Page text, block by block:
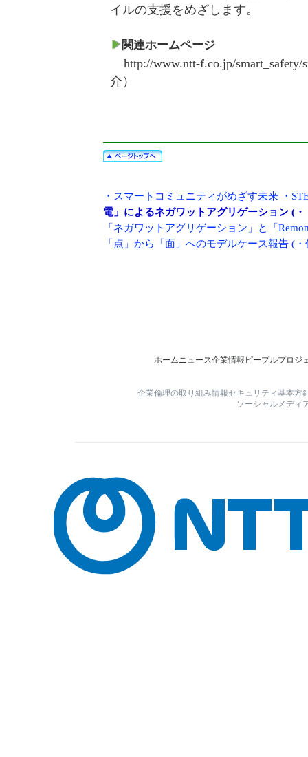
イルの支援をめざします。
関連ホームページ
http://www.ntt-f.co.jp/smart_safety/
介）
・ スマートコミュニティがめざす未来 ・
電」によるネガワットアグリゲーション (
「ネガワットアグリゲーション」と「
「点」から「面」へのモデルケース報告 (・
ホームニュース企業情報 ピープルプロジ
企業倫理の取り組み情報セキュリティ基本方
ソーシャルメディ